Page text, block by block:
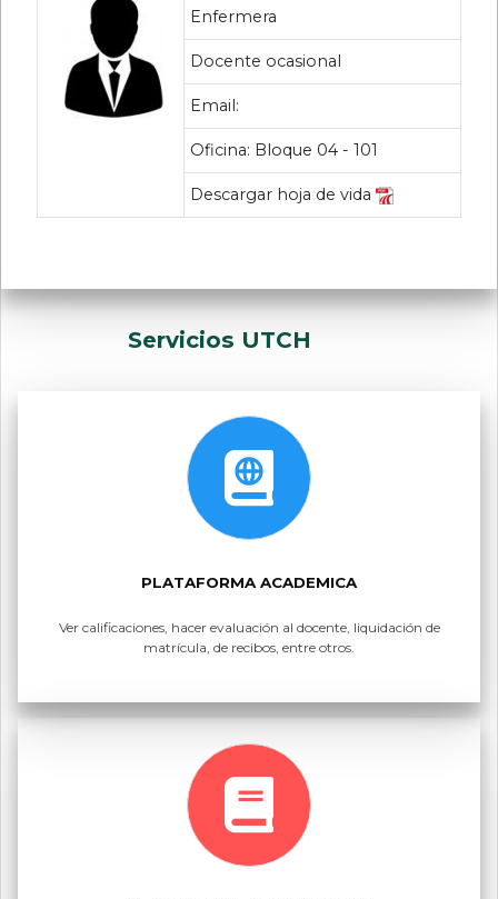
Enfermera
Docente ocasional
Email:
Oficina: Bloque 04 - 101
Descargar hoja de vida
Servicios UTCH
PLATAFORMA ACADEMICA
Ver calificaciones, hacer evaluación al docente, liquidación de
matrícula, de recibos, entre otros.